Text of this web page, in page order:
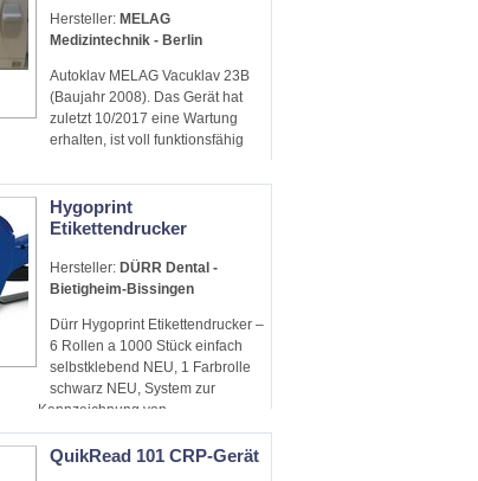
Hersteller: MELAG
Medizintechnik - Berlin
Autoklav MELAG Vacuklav 23B
(Baujahr 2008). Das Gerät hat
zuletzt 10/2017 eine Wartung
erhalten, ist voll funktionsfähig
Hygoprint
Etikettendrucker
Hersteller: DÜRR Dental -
Bietigheim-Bissingen
Dürr Hygoprint Etikettendrucker –
6 Rollen a 1000 Stück einfach
selbstklebend NEU, 1 Farbrolle
schwarz NEU, System zur
Kennzeichnung von
Sterilgutverpackungen
QuikRead 101 CRP-Gerät